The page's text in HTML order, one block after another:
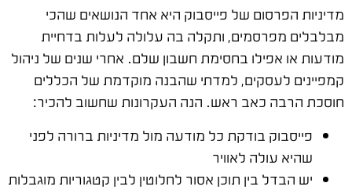
מדיניות הפרסום של פייסבוק היא אחד הנושאים שהכי
מבלבלים מפרסמים, ותקלה בה עלולה לעלות בדחיית
מודעות או אפילו בחסימת חשבון שלם. אחרי שנים של ניהול
קמפיינים לעסקים, למדתי שהבנה מוקדמת של הכללים
חוסכת הרבה כאב ראש. הנה העקרונות שחשוב להכיר:
פייסבוק בודקת כל מודעה מול מדיניות ברורה לפני
שהיא עולה לאוויר
יש הבדל בין תוכן אסור לחלוטין לבין קטגוריות מוגבלות